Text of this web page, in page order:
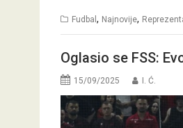
Fudbal , Najnovije,
Oglasio se FSS:
15/09/2025 I. Ć.